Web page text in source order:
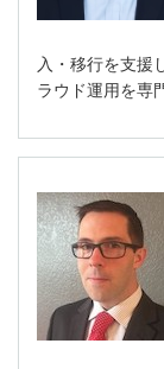
入・移行を支援
ラウド運用を専